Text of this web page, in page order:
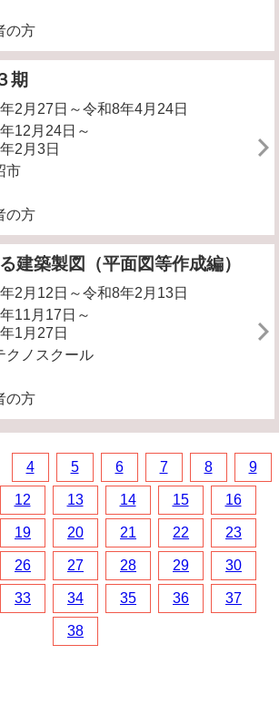
の方
期
2月27日～令和8年4月24日
12月24日～
2月3日
市
の方
建築製図（平面図等作成編）
2月12日～令和8年2月13日
11月17日～
1月27日
クノスクール
の方
4 5 6 7 8 9
12 13 14 15 16
19 20 21 22 23
26 27 28 29 30
33 34 35 36 37
38